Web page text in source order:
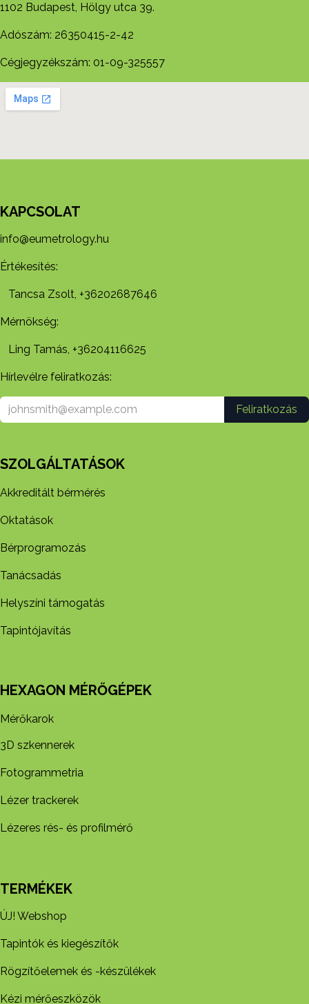
1102 Budapest, Hölgy utca 39.
Adószám: 26350415-2-42
Cégjegyzékszám: 01-09-325557
KAPCSOLAT
info@eumetrology.hu
Értékesítés:
Tancsa Zsolt, +36202687646
Mérnökség:
Ling Tamás, +36204116625
Hírlevélre feliratkozás:
Feliratkozás
SZOLGÁLTATÁSOK
Akkreditált bérmérés
Oktatások
Bérprogramozás
Tanácsadás
Helyszíni támogatás
Tapintójavítás
HEXAGON MÉRŐGÉPEK
Mérőkarok
3D szkennerek
Fotogrammetria
Lézer trackerek
Lézeres rés- és profilmérő
TERMÉKEK
ÚJ! Webshop
Tapintók és kiegészítők
Rögzítőelemek és -készül​ékek
Kézi mérőeszközök